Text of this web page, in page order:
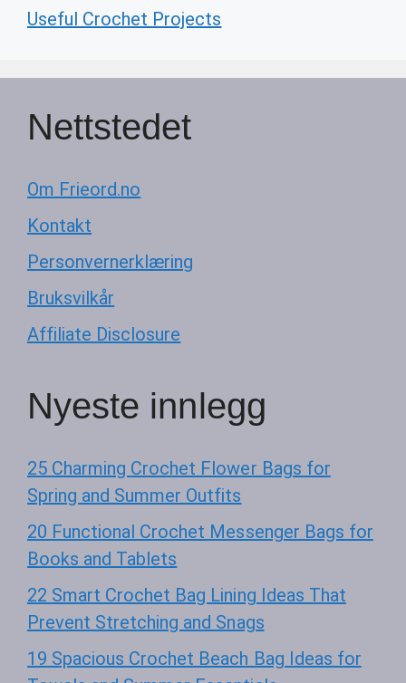
Useful Crochet Projects
Nettstedet
Om Frieord.no
Kontakt
Personvernerklæring
Bruksvilkår
Affiliate Disclosure
Nyeste innlegg
25 Charming Crochet Flower Bags for
Spring and Summer Outfits
20 Functional Crochet Messenger Bags for
Books and Tablets
22 Smart Crochet Bag Lining Ideas That
Prevent Stretching and Snags
19 Spacious Crochet Beach Bag Ideas for